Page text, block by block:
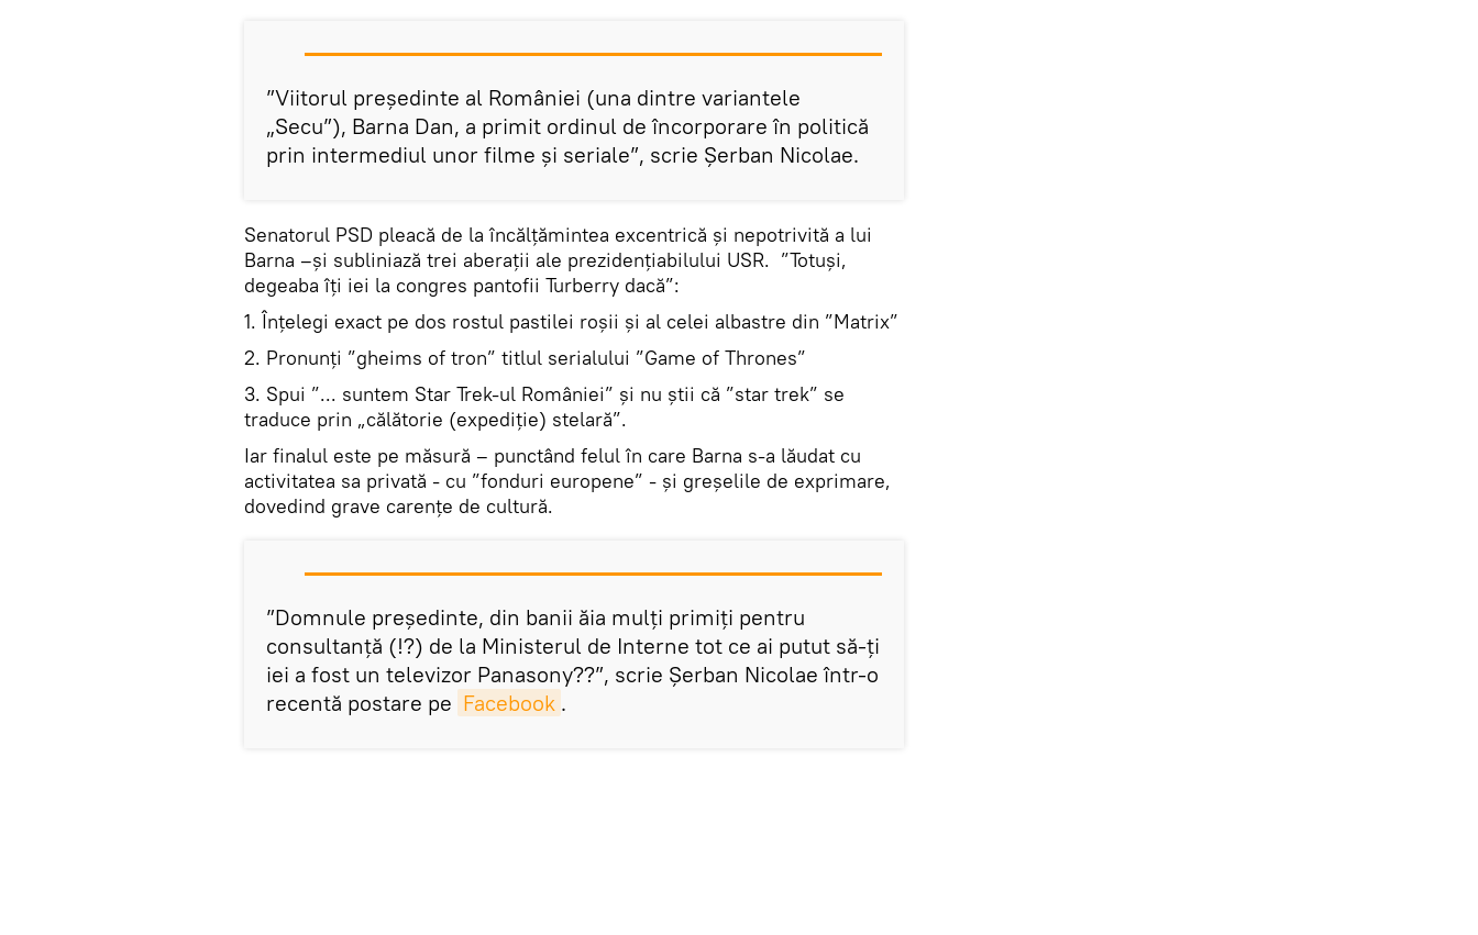
”Viitorul președinte al României (una dintre variantele
„Secu”), Barna Dan, a primit ordinul de încorporare în politică
prin intermediul unor filme și seriale”, scrie Șerban Nicolae.
Senatorul PSD pleacă de la încălțămintea excentrică și nepotrivită a lui
Barna –și subliniază trei aberații ale prezidențiabilului USR. ”Totuși,
degeaba îți iei la congres pantofii Turberry dacă”:
1. Înțelegi exact pe dos rostul pastilei roșii și al celei albastre din ”Matrix”
2. Pronunți ”gheims of tron” titlul serialului ”Game of Thrones”
3. Spui ”... suntem Star Trek-ul României” și nu știi că ”star trek” se
traduce prin „călătorie (expediție) stelară”.
Iar finalul este pe măsură – punctând felul în care Barna s-a lăudat cu
activitatea sa privată - cu ”fonduri europene” - și greșelile de exprimare,
dovedind grave carențe de cultură.
”Domnule președinte, din banii ăia mulți primiți pentru
consultanță (!?) de la Ministerul de Interne tot ce ai putut să-ți
iei a fost un televizor Panasony??”, scrie Șerban Nicolae într-o
recentă postare pe Facebook .